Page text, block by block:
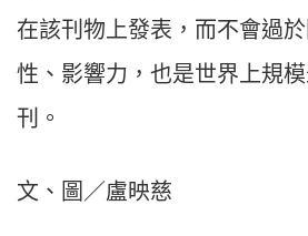
在該刊物上發表，而不會過
性、影響力，也是世界上規
刊。
文、圖／盧映慈